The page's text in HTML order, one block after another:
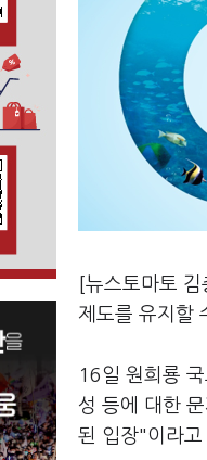
[뉴스토마토
제도를 유지할
16일 원희룡
성 등에 대한
된 입장"이라고